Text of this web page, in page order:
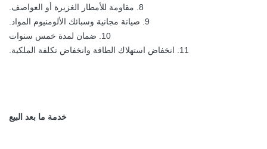
8. مقاومة للأمطار الغزيرة أو العواصف.
9. صيانة مجانية وسبائك الألومنيوم المواد.
10. ضمان لمدة خمس سنوات
11. انخفاض استهلاك الطاقة وانخفاض تكلفة الملكية.
خدمة ما بعد البيع